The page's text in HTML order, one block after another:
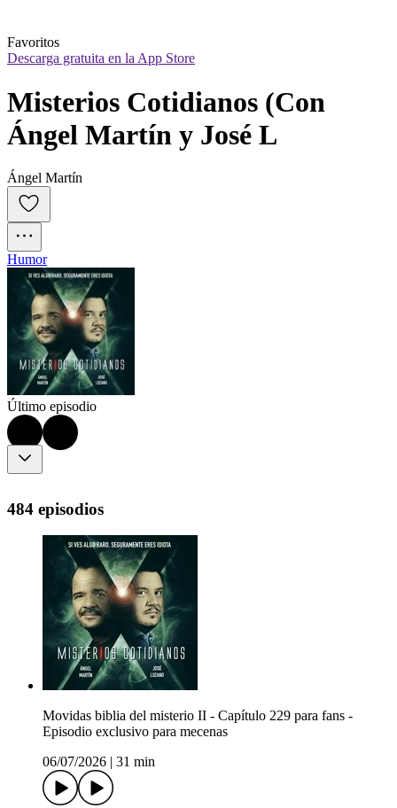
Favoritos
Descarga gratuita en la App Store
Misterios Cotidianos (Con
Ángel Martín y José L
Ángel Martín
Humor
Último episodio
484 episodios
Movidas biblia del misterio II - Capítulo 229 para fans -
Episodio exclusivo para mecenas
06/07/2026
31 min